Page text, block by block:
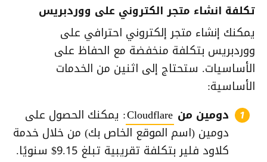
تكلفة انشاء متجر الكتروني على ووردبريس
يمكنك إنشاء متجر إلكتروني احترافي على
ووردبريس بتكلفة منخفضة مع الحفاظ على
الأساسيات. ستحتاج إلى اثنين من الخدمات
الأساسية:
دومين من Cloudflare: يمكنك الحصول على
دومين (اسم الموقع الخاص بك) من خلال خدمة
كلاود فلير بتكلفة تقريبية تبلغ 9.15$ سنويًا.